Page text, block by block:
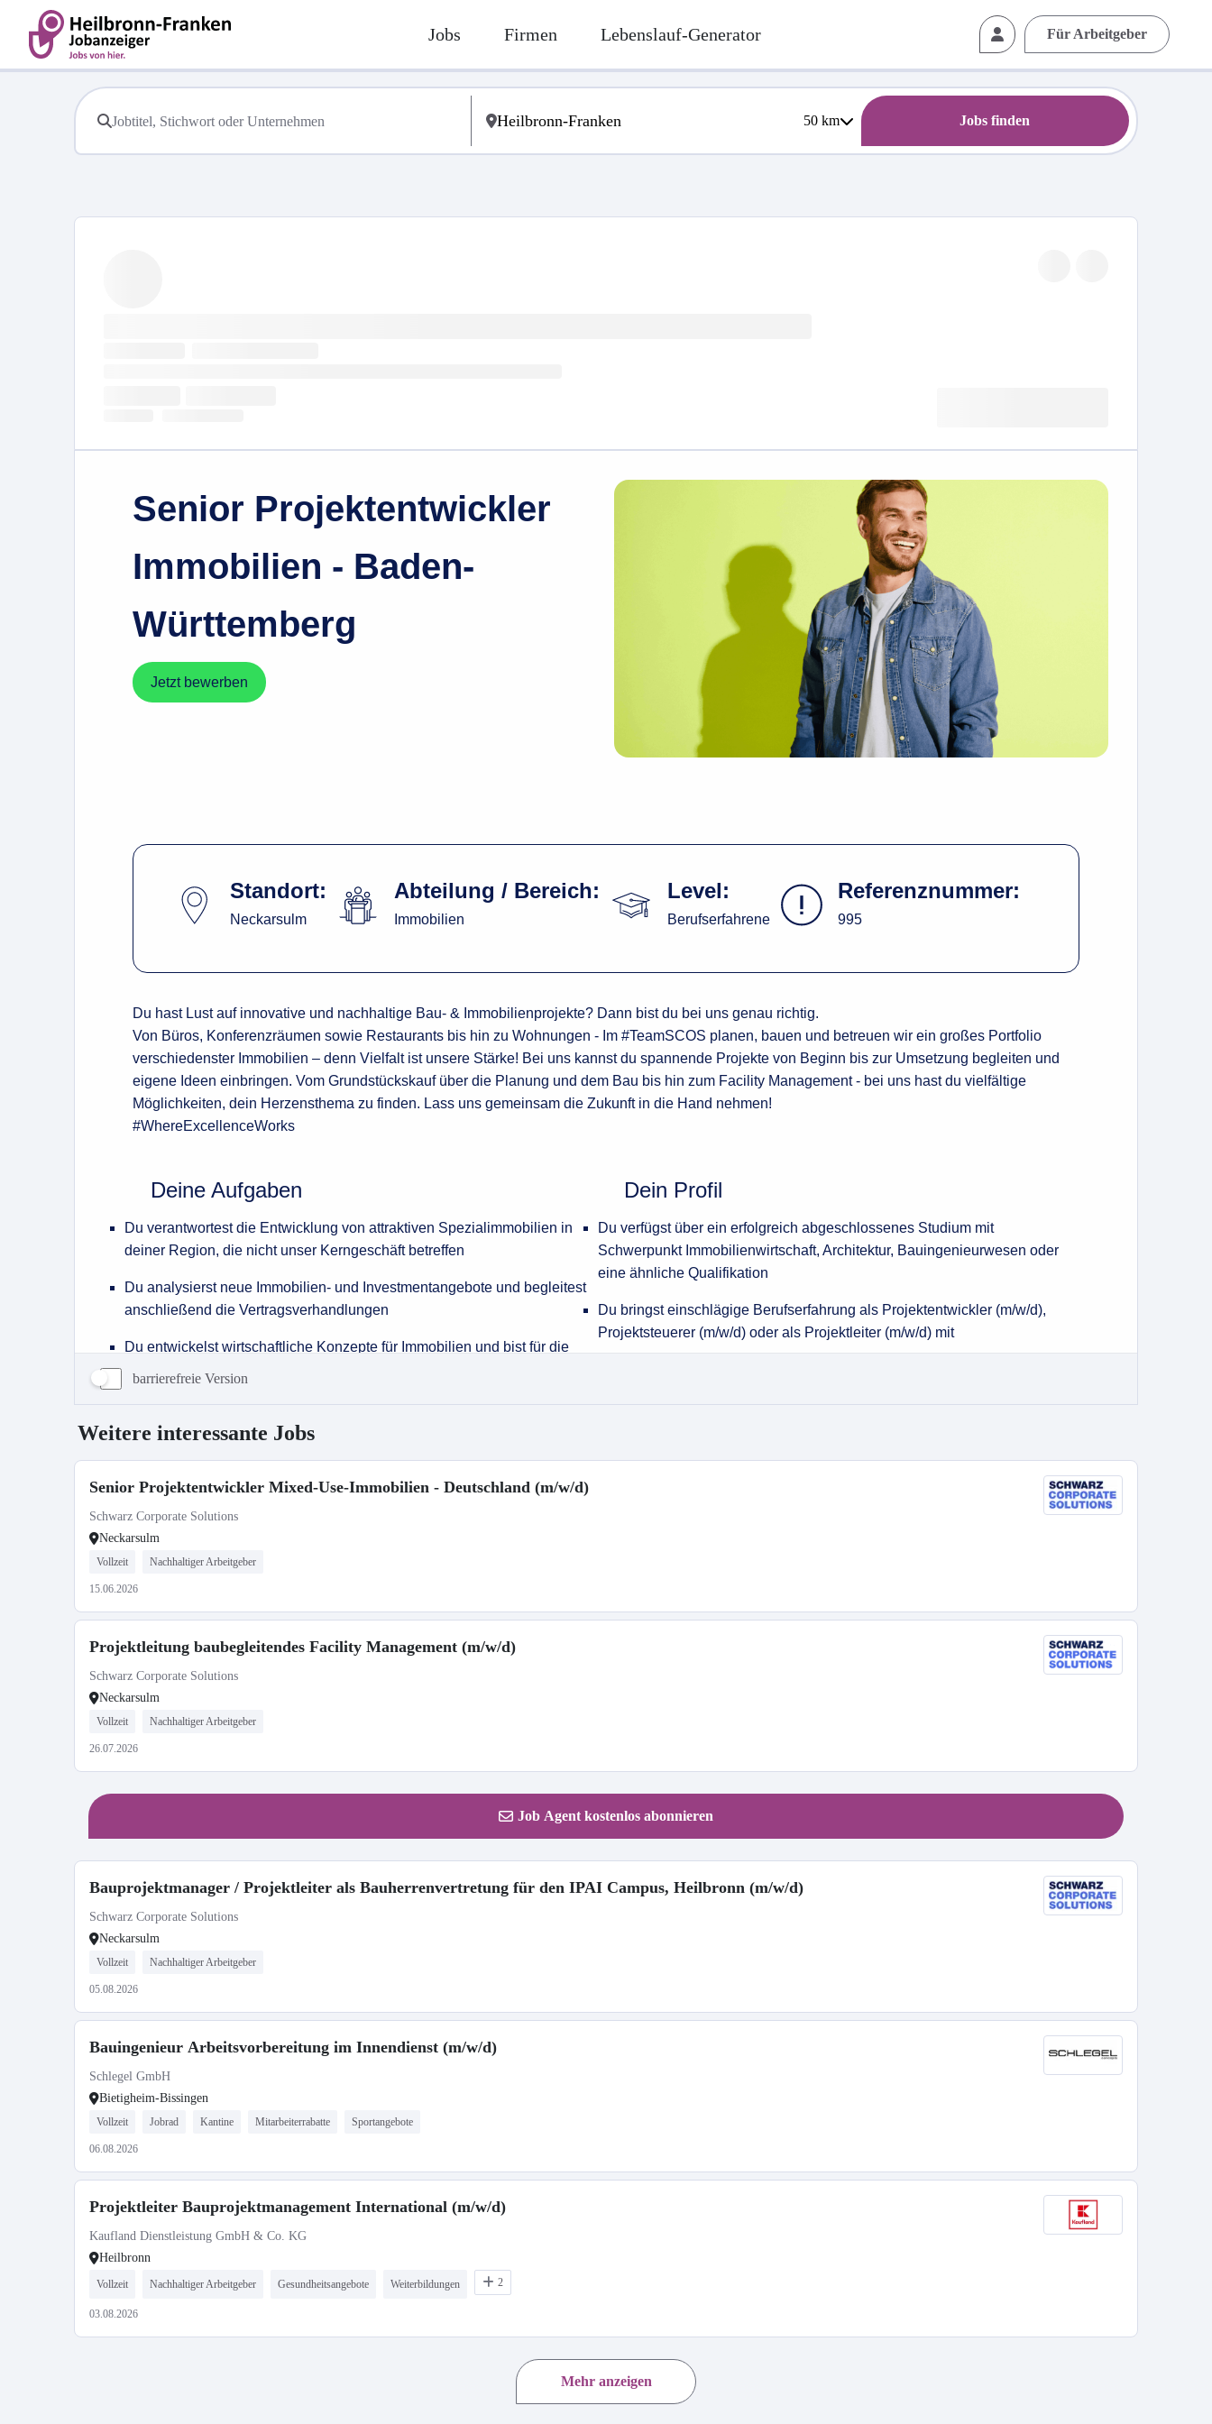
Jobs Firmen Lebenslauf-Generator Für Arbeitgeber
50km Jobs finden
barrierefreie Version
Weitere interessante Jobs
Senior Projektentwickler Mixed-Use-Immobilien - Deutschland (m/w/d)
Schwarz Corporate Solutions
Neckarsulm
Vollzeit Nachhaltiger Arbeitgeber
15.06.2026
Projektleitung baubegleitendes Facility Management (m/w/d)
Schwarz Corporate Solutions
Neckarsulm
Vollzeit Nachhaltiger Arbeitgeber
26.07.2026
Job Agent kostenlos abonnieren
Bauprojektmanager / Projektleiter als Bauherrenvertretung für den IPAI Campus, Heilbronn (m/w/d)
Schwarz Corporate Solutions
Neckarsulm
Vollzeit Nachhaltiger Arbeitgeber
05.08.2026
Bauingenieur Arbeitsvorbereitung im Innendienst (m/w/d)
Schlegel GmbH
Bietigheim-Bissingen
Vollzeit Jobrad Kantine Mitarbeiterrabatte Sportangebote
06.08.2026
Projektleiter Bauprojektmanagement International (m/w/d)
Kaufland Dienstleistung GmbH & Co. KG
Heilbronn
Vollzeit Nachhaltiger Arbeitgeber Gesundheitsangebote Weiterbildungen 2
03.08.2026
Mehr anzeigen